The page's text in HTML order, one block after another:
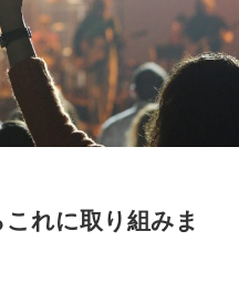
れに取り組みま